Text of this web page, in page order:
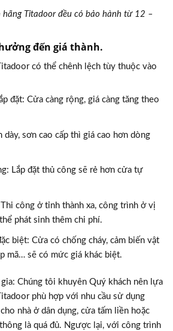
hãng Titadoor đều có bảo hành từ 12 –
đến giá thành.
có thể chênh lệch tùy thuộc vào
đặt: Cửa càng rộng, giá càng tăng theo
dày, sơn cao cấp thì giá cao hơn dòng
Lắp đặt thủ công sẽ rẻ hơn cửa tự
công ở tỉnh thành xa, công trình ở vị
phát sinh thêm chi phí.
biệt: Cửa có chống cháy, cảm biến vật
mã… sẽ có mức giá khác biệt.
Chúng tôi khuyên Quý khách nên lựa
phù hợp với nhu cầu sử dụng
nhà ở dân dụng, cửa tấm liền hoặc
là quá đủ. Ngược lại, với công trình